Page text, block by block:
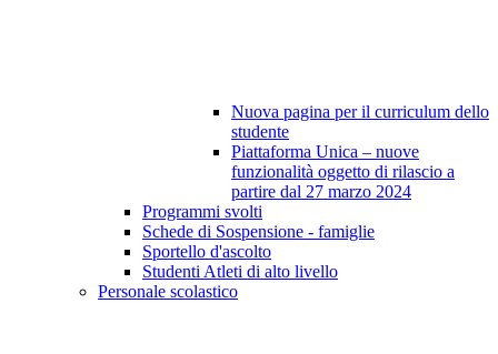
Nuova pagina per il curriculum dello
studente
Piattaforma Unica – nuove
funzionalità oggetto di rilascio a
partire dal 27 marzo 2024
Programmi svolti
Schede di Sospensione - famiglie
Sportello d'ascolto
Studenti Atleti di alto livello
Personale scolastico